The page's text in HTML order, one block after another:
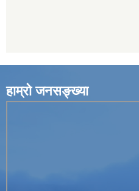
हाम्रो जनसङ्ख्या